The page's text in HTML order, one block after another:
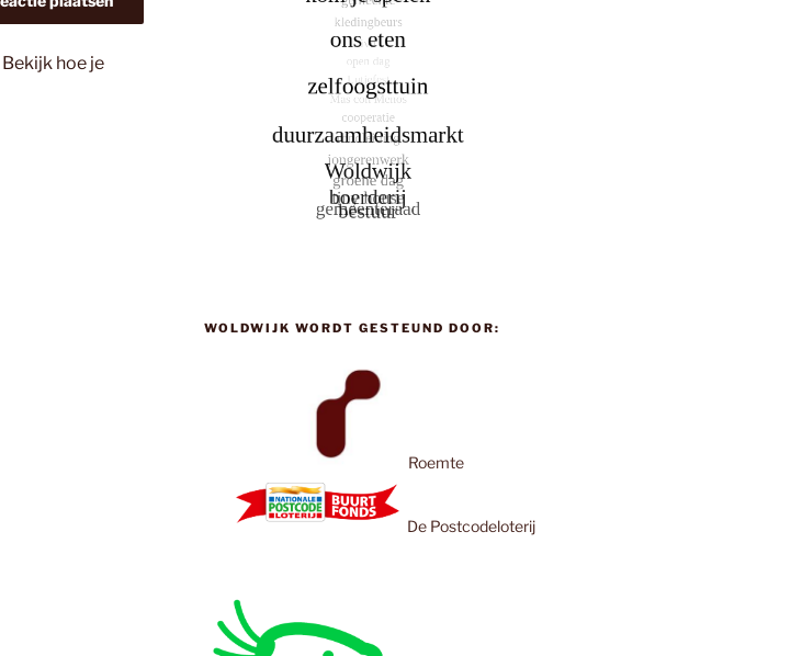
Bekijk hoe je
WOLDWIJK WORDT GESTEUND DOOR:
Roemte
De Postcodeloterij